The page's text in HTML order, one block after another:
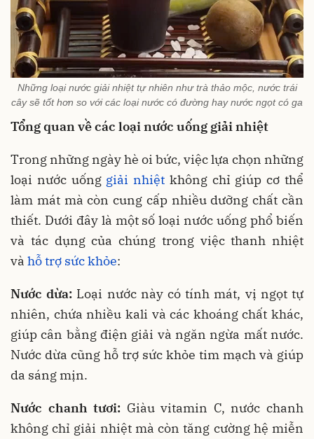
Những loại nước giải nhiệt tự nhiên như trà thảo mộc, nước trái
cây sẽ tốt hơn so với các loại nước có đường hay nước ngọt có ga
Tổng quan về các loại nước uống giải nhiệt
Trong những ngày hè oi bức, việc lựa chọn những
loại nước uống giải nhiệt không chỉ giúp cơ thể
làm mát mà còn cung cấp nhiều dưỡng chất cần
thiết. Dưới đây là một số loại nước uống phổ biến
và tác dụng của chúng trong việc thanh nhiệt
và hỗ trợ sức khỏe:
Nước dừa: Loại nước này có tính mát, vị ngọt tự
nhiên, chứa nhiều kali và các khoáng chất khác,
giúp cân bằng điện giải và ngăn ngừa mất nước.
Nước dừa cũng hỗ trợ sức khỏe tim mạch và giúp
da sáng mịn.
Nước chanh tươi: Giàu vitamin C, nước chanh
không chỉ giải nhiệt mà còn tăng cường hệ miễn